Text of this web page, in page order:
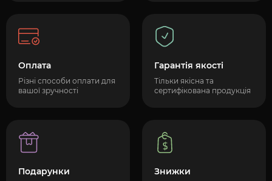
Оплата
Різні способи оплати для
вашої зручності
Гарантія якості
Тільки якісна та
сертифікована продукція
Подарунки Знижки